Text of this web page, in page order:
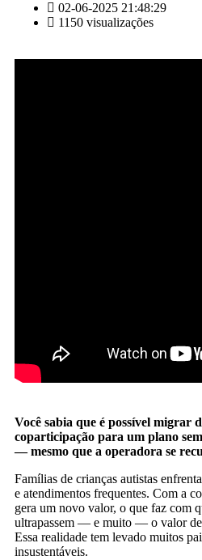
02-06-2025 21:48:29
1150 visualizações
Você sabia que é possível migrar
coparticipação para um plano
— mesmo que a operadora se
Famílias de crianças autistas
e atendimentos frequentes. Com a
gera um novo valor, o que faz com
ultrapassem — e muito — o valor
Essa realidade tem levado muitos
insustentáveis.